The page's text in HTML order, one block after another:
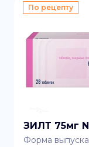
По рецепту
ЗИЛТ 75мг
Форма